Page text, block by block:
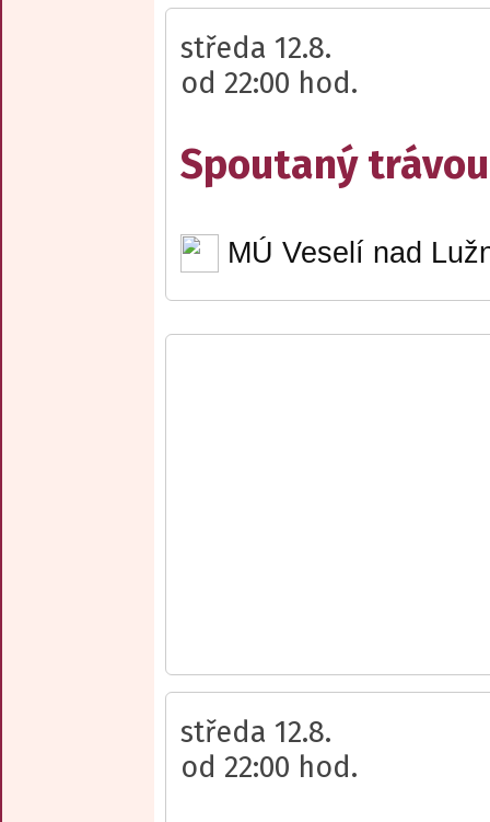
středa 12.8.
od 22:00 hod.
Spoutaný
MÚ Veselí nad
středa 12.8.
od 22:00 hod.